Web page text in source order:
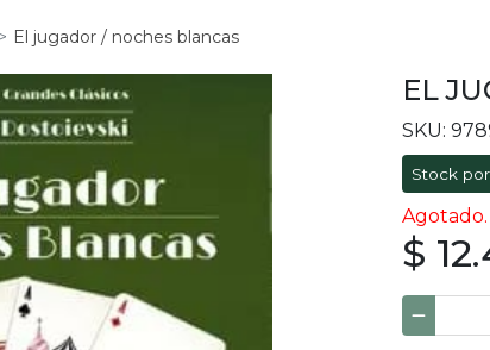
El jugador / noches blancas
EL
SKU:
Stock
Agotado.
$